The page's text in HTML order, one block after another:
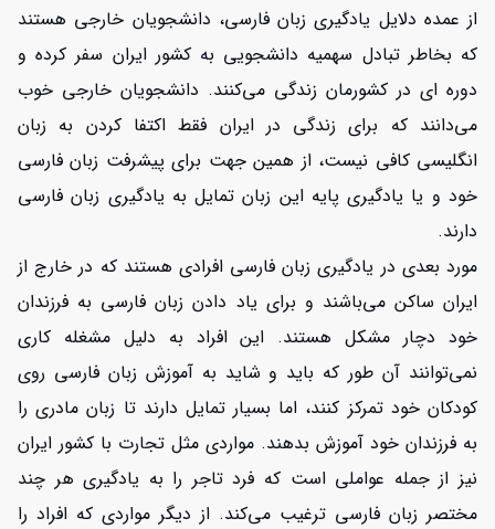
از عمده دلایل یادگیری زبان فارسی، دانشجویان خارجی هستند
که بخاطر تبادل سهمیه دانشجویی به کشور ایران سفر کرده و
دوره ای در کشورمان زندگی می‌کنند. دانشجویان خارجی خوب
می‌دانند که برای زندگی در ایران فقط اکتفا کردن به زبان
انگلیسی کافی نیست، از همین جهت برای پیشرفت زبان فارسی
خود و یا یادگیری پایه این زبان تمایل به یادگیری زبان فارسی
دارند.
مورد بعدی در یادگیری زبان فارسی افرادی هستند که در خارج از
ایران ساکن می‌باشند و برای یاد دادن زبان فارسی به فرزندان
خود دچار مشکل هستند. این افراد به دلیل مشغله کاری
نمی‌توانند آن طور که باید و شاید به آموزش زبان فارسی روی
کودکان خود تمرکز کنند، اما بسیار تمایل دارند تا زبان مادری را
به فرزندان خود آموزش بدهند. مواردی مثل تجارت با کشور ایران
نیز از جمله عواملی است که فرد تاجر را به یادگیری هر چند
مختصر زبان فارسی ترغیب می‌کند. از دیگر مواردی که افراد را